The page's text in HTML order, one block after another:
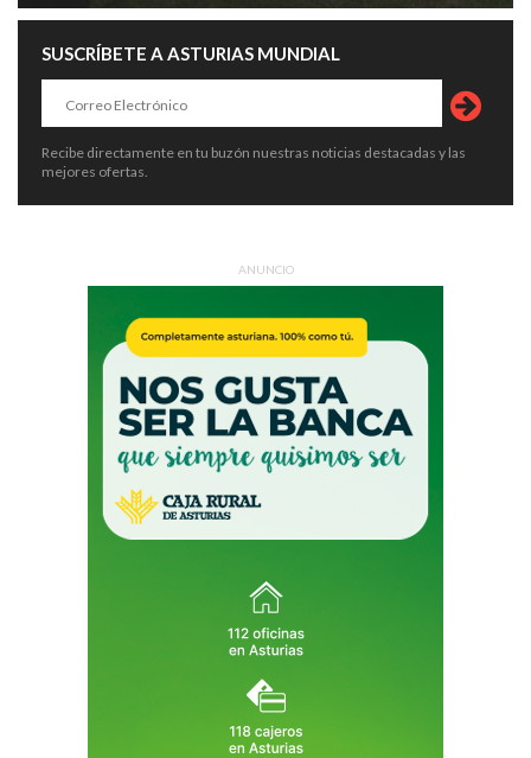
SUSCRÍBETE A ASTURIAS MUNDIAL
Recibe directamente en tu buzón nuestras noticias destacadas y las
mejores ofertas.
ANUNCIO